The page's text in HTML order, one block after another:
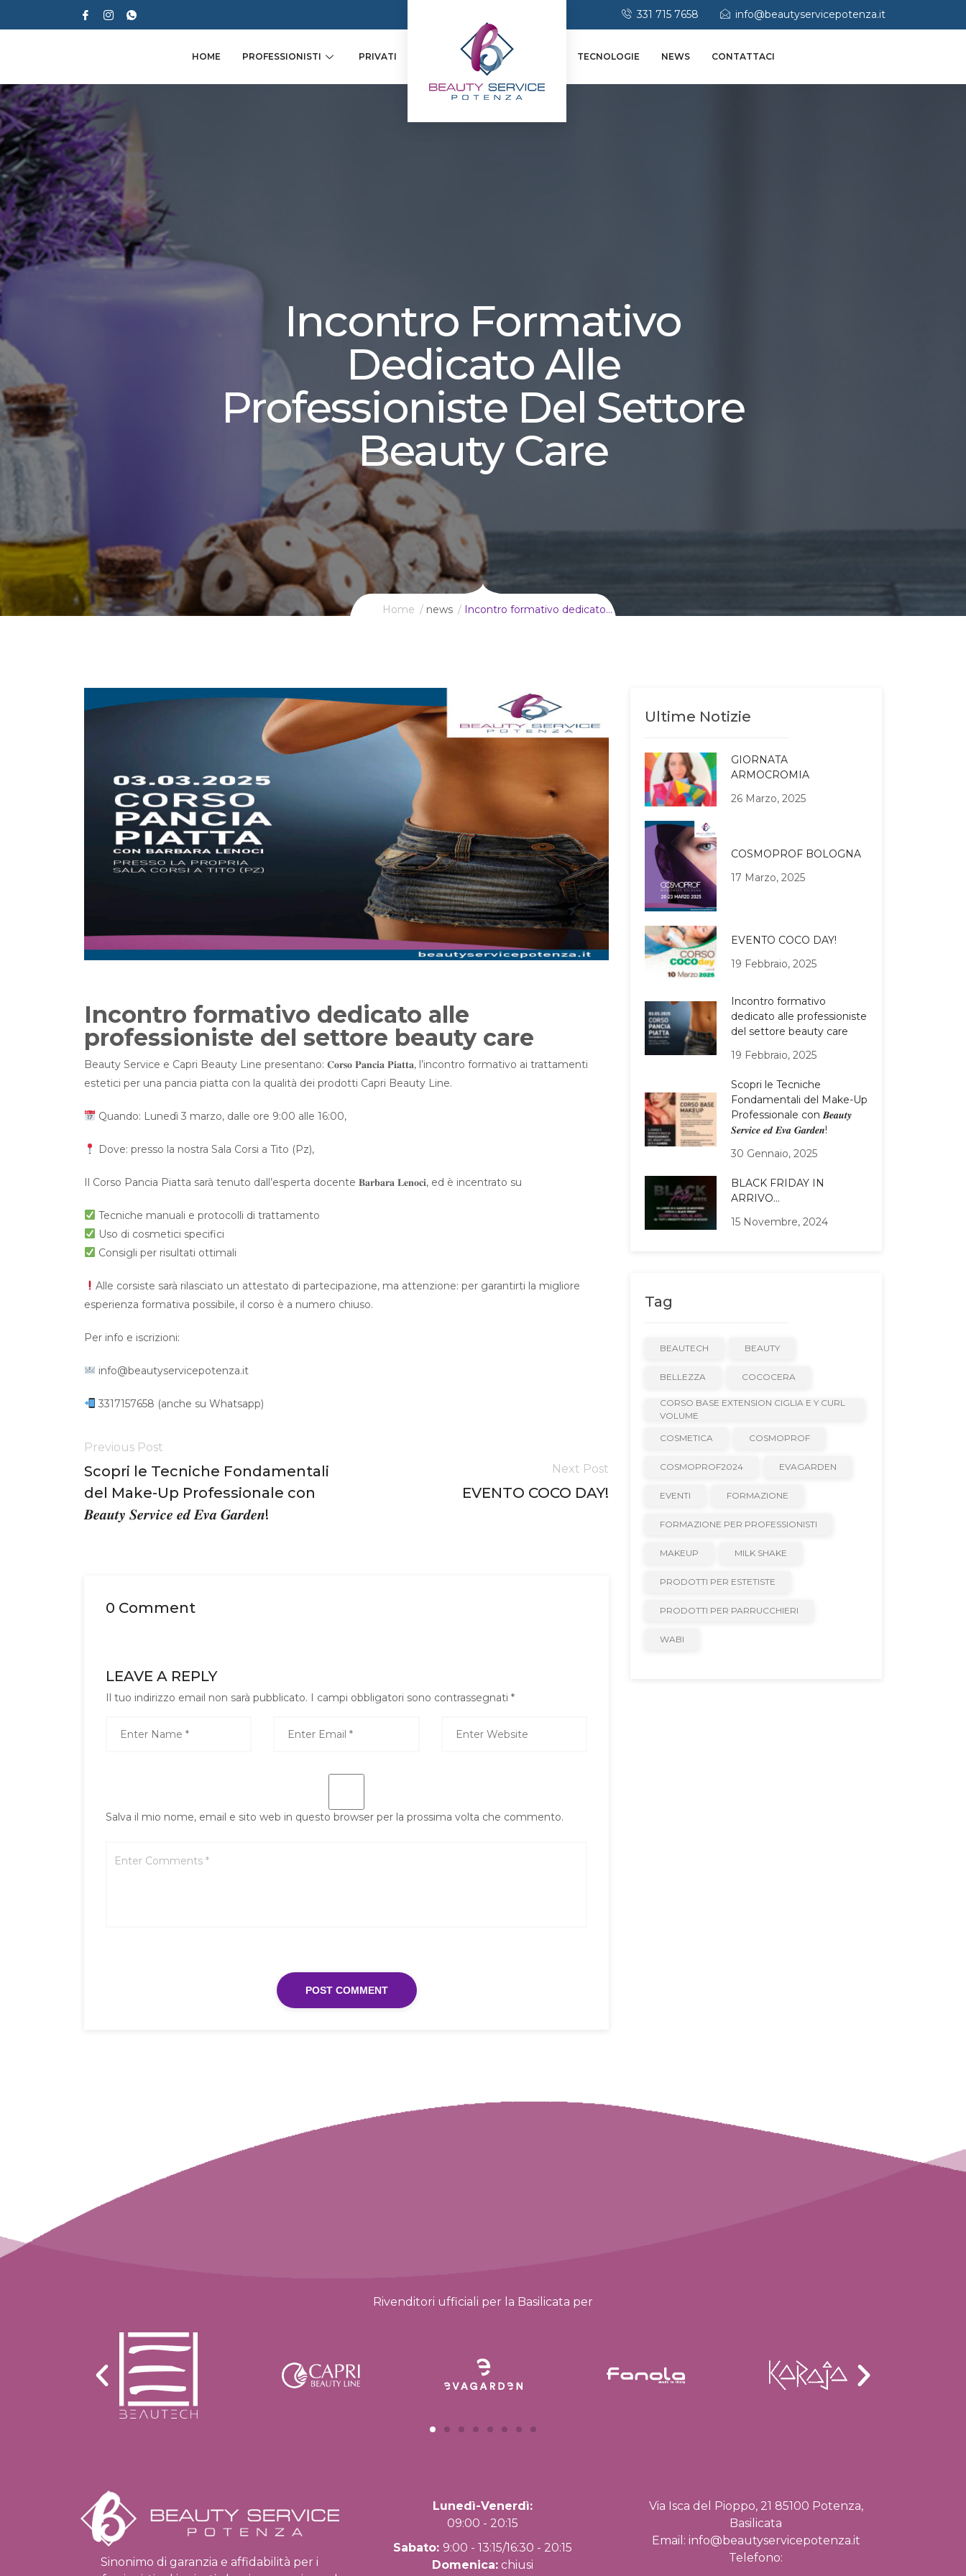
331 715 7658 info@beautyservicepotenza.it
HOME PROFESSIONISTI PRIVATI TECNOLOGIE NEWS CONTATTACI
Incontro Formativo
Dedicato Alle
Professioniste Del Settore
Beauty Care
Home news Incontro formativo dedicato…
Incontro formativo dedicato alle
professioniste del settore beauty care
Beauty Service e Capri Beauty Line presentano: 𝐂𝐨𝐫𝐬𝐨 𝐏𝐚𝐧𝐜𝐢𝐚 𝐏𝐢𝐚𝐭𝐭𝐚, l’incontro formativo ai trattamenti
estetici per una pancia piatta con la qualità dei prodotti Capri Beauty Line.
Quando: Lunedì 3 marzo, dalle ore 9:00 alle 16:00,
Dove: presso la nostra Sala Corsi a Tito (Pz),
Il Corso Pancia Piatta sarà tenuto dall’esperta docente 𝐁𝐚𝐫𝐛𝐚𝐫𝐚 𝐋𝐞𝐧𝐨𝐜𝐢, ed è incentrato su
Tecniche manuali e protocolli di trattamento
Uso di cosmetici specifici
Consigli per risultati ottimali
Alle corsiste sarà rilasciato un attestato di partecipazione, ma attenzione: per garantirti la migliore
esperienza formativa possibile, il corso è a numero chiuso.
Per info e iscrizioni:
info@beautyservicepotenza.it
3317157658 (anche su Whatsapp)
Previous Post
Scopri le Tecniche Fondamentali
del Make-Up Professionale con
𝑩𝒆𝒂𝒖𝒕𝒚 𝑺𝒆𝒓𝒗𝒊𝒄𝒆 𝒆𝒅 𝑬𝒗𝒂 𝑮𝒂𝒓𝒅𝒆𝒏!
Next Post
EVENTO COCO DAY!
0 Comment
LEAVE A REPLY
Il tuo indirizzo email non sarà pubblicato. I campi obbligatori sono contrassegnati *
Salva il mio nome, email e sito web in questo browser per la prossima volta che commento.
Ultime Notizie
GIORNATA
ARMOCROMIA
26 Marzo, 2025
COSMOPROF BOLOGNA
17 Marzo, 2025
EVENTO COCO DAY!
19 Febbraio, 2025
Incontro formativo
dedicato alle professioniste
del settore beauty care
19 Febbraio, 2025
Scopri le Tecniche
Fondamentali del Make-Up
Professionale con 𝑩𝒆𝒂𝒖𝒕𝒚
𝑺𝒆𝒓𝒗𝒊𝒄𝒆 𝒆𝒅 𝑬𝒗𝒂 𝑮𝒂𝒓𝒅𝒆𝒏!
30 Gennaio, 2025
BLACK FRIDAY IN
ARRIVO…
15 Novembre, 2024
Tag
BEAUTECH BEAUTY
BELLEZZA COCOCERA
CORSO BASE EXTENSION CIGLIA E Y CURL
VOLUME
COSMETICA COSMOPROF
COSMOPROF2024 EVAGARDEN
EVENTI FORMAZIONE
FORMAZIONE PER PROFESSIONISTI
MAKEUP MILK SHAKE
PRODOTTI PER ESTETISTE
PRODOTTI PER PARRUCCHIERI
WABI
Rivenditori ufficiali per la Basilicata per
Sinonimo di garanzia e affidabilità per i
Lunedì-Venerdì:
09:00 - 20:15
Sabato:9:00 - 13:15/16:30 - 20:15
Domenica: chiusi
Via Isca del Pioppo, 21 85100 Potenza,
Basilicata
Email: info@beautyservicepotenza.it
Telefono: